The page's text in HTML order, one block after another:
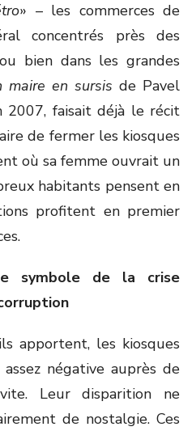
» – les commerces de
concentrés près des
bien dans les grandes
maire en sursis de Pavel
2007, faisait déjà le récit
de fermer les kiosques
où sa femme ouvrait un
habitants pensent en
profitent en premier
symbole de la crise
apportent, les kiosques
négative auprès de
Leur disparition ne
de nostalgie. Ces